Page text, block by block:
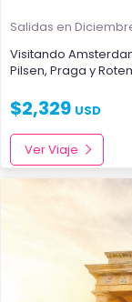
Salidas en
Visitando
Pilsen, Praga y
$2,329 USD
Ver Viaje